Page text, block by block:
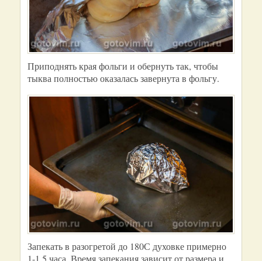
Приподнять края фольги и обернуть так, чтобы
тыква полностью оказалась завернута в фольгу.
Запекать в разогретой до 180С духовке примерно
1-1.5 часа. Время запекания зависит от размера и